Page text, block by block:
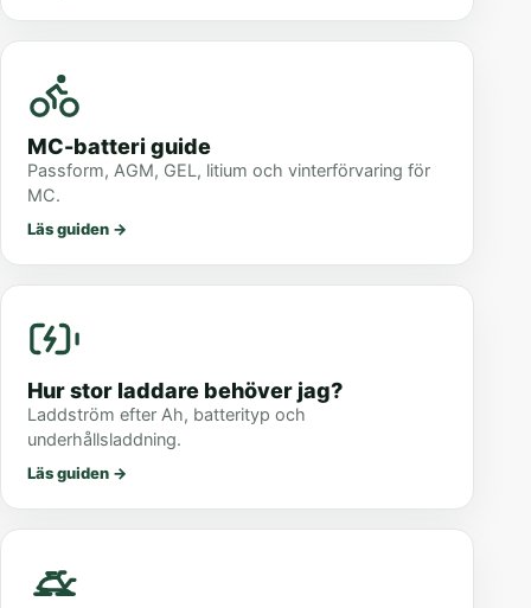
MC-batteri guide
Passform, AGM, GEL, litium och vinterförvaring för
MC.
Läs guiden →
Hur stor laddare behöver jag?
Laddström efter Ah, batterityp och
underhållsladdning.
Läs guiden →